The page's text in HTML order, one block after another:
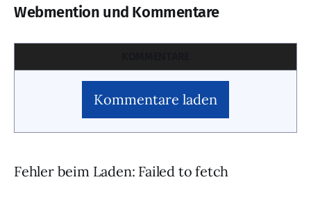
Webmention und Kommentare
Kommentare laden
Fehler beim Laden: Failed to fetch